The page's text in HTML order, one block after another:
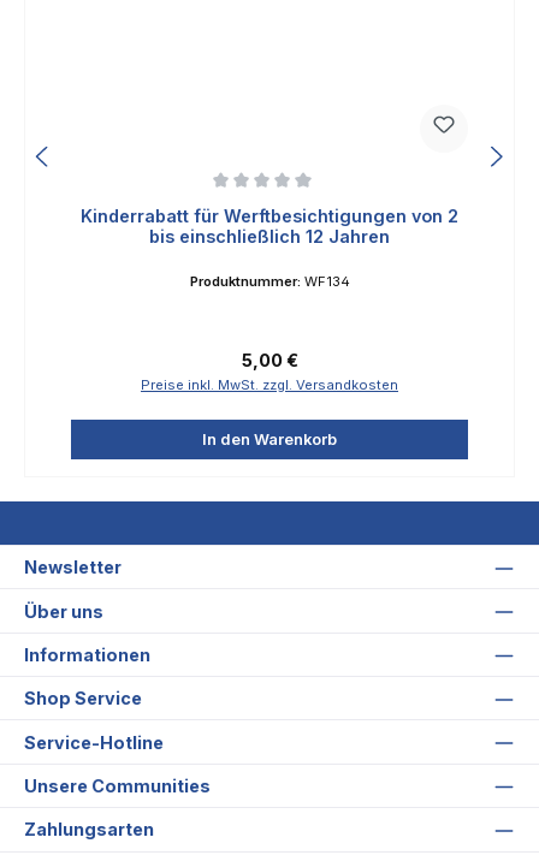
Kinderrabatt für Werftbesichtigungen von 2
bis einschließlich 12 Jahren
Produktnummer: WF134
Regulärer Preis:
5,00 €
Preise inkl. MwSt. zzgl. Versandkosten
In den Warenkorb
Newsletter
Über uns
Informationen
Shop Service
Service-Hotline
Unsere Communities
Zahlungsarten